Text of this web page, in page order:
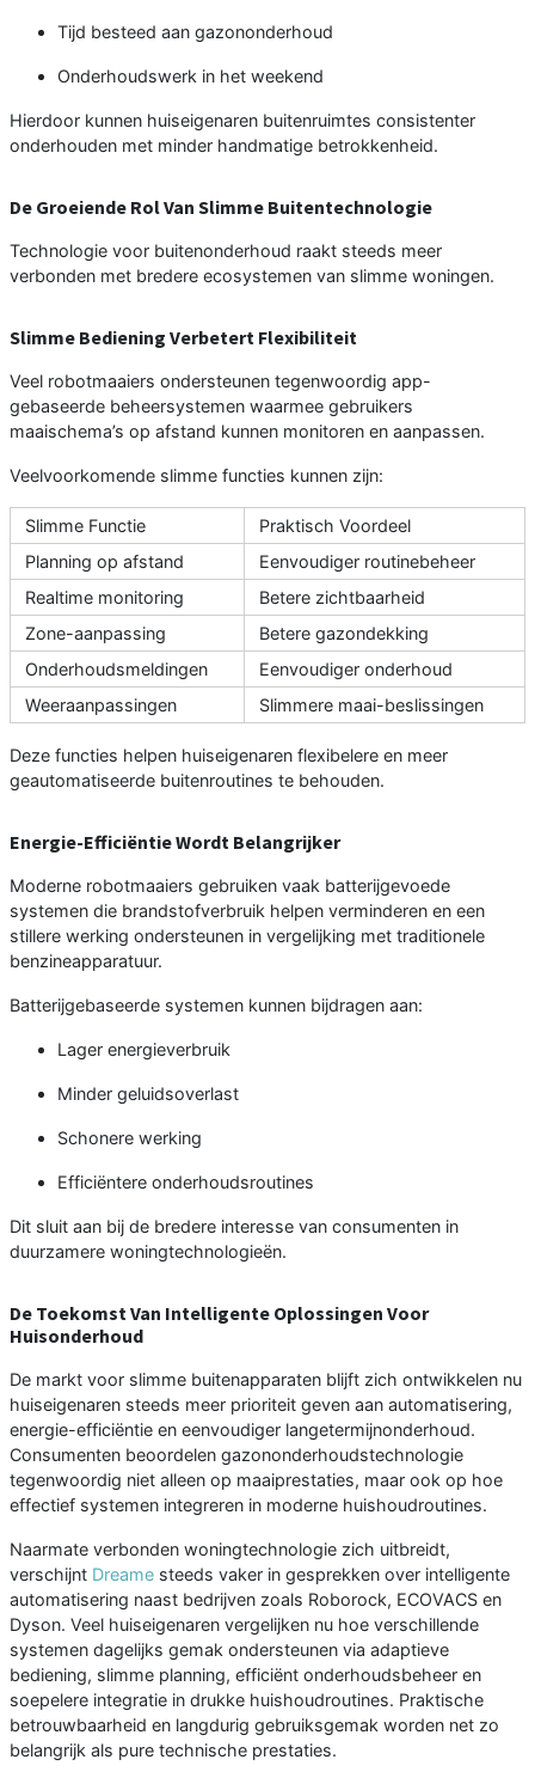
Tijd besteed aan gazononderhoud
Onderhoudswerk in het weekend
Hierdoor kunnen huiseigenaren buitenruimtes consistenter
onderhouden met minder handmatige betrokkenheid.
De Groeiende Rol Van Slimme Buitentechnologie
Technologie voor buitenonderhoud raakt steeds meer
verbonden met bredere ecosystemen van slimme woningen.
Slimme Bediening Verbetert Flexibiliteit
Veel robotmaaiers ondersteunen tegenwoordig app-
gebaseerde beheersystemen waarmee gebruikers
maaischema’s op afstand kunnen monitoren en aanpassen.
Veelvoorkomende slimme functies kunnen zijn:
Slimme Functie
Praktisch Voordeel
Planning op afstand
Eenvoudiger routinebeheer
Realtime monitoring
Betere zichtbaarheid
Zone-aanpassing
Betere gazondekking
Onderhoudsmeldingen
Eenvoudiger onderhoud
Weeraanpassingen
Slimmere maai-beslissingen
Deze functies helpen huiseigenaren flexibelere en meer
geautomatiseerde buitenroutines te behouden.
Energie-Efficiëntie Wordt Belangrijker
Moderne robotmaaiers gebruiken vaak batterijgevoede
systemen die brandstofverbruik helpen verminderen en een
stillere werking ondersteunen in vergelijking met traditionele
benzineapparatuur.
Batterijgebaseerde systemen kunnen bijdragen aan:
Lager energieverbruik
Minder geluidsoverlast
Schonere werking
Efficiëntere onderhoudsroutines
Dit sluit aan bij de bredere interesse van consumenten in
duurzamere woningtechnologieën.
De Toekomst Van Intelligente Oplossingen Voor
Huisonderhoud
De markt voor slimme buitenapparaten blijft zich ontwikkelen nu
huiseigenaren steeds meer prioriteit geven aan automatisering,
energie-efficiëntie en eenvoudiger langetermijnonderhoud.
Consumenten beoordelen gazononderhoudstechnologie
tegenwoordig niet alleen op maaiprestaties, maar ook op hoe
effectief systemen integreren in moderne huishoudroutines.
Naarmate verbonden woningtechnologie zich uitbreidt,
verschijnt Dreame steeds vaker in gesprekken over intelligente
automatisering naast bedrijven zoals Roborock, ECOVACS en
Dyson. Veel huiseigenaren vergelijken nu hoe verschillende
systemen dagelijks gemak ondersteunen via adaptieve
bediening, slimme planning, efficiënt onderhoudsbeheer en
soepelere integratie in drukke huishoudroutines. Praktische
betrouwbaarheid en langdurig gebruiksgemak worden net zo
belangrijk als pure technische prestaties.